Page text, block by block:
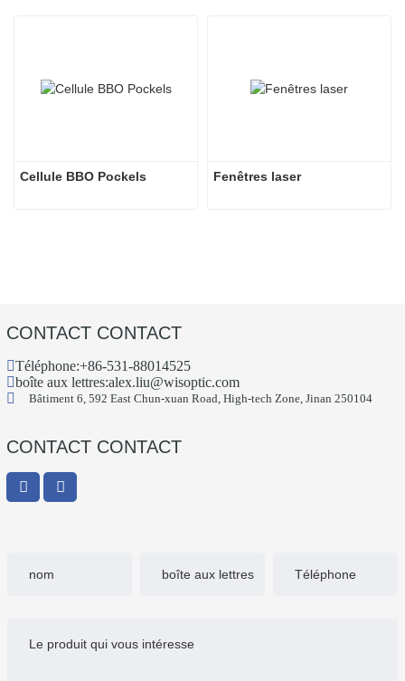
Cellule BBO Pockels Fenêtres laser
CONTACT CONTACT
Téléphone:+86-531-88014525
boîte aux lettres:alex.liu@wisoptic.com
Bâtiment 6, 592 East Chun-xuan Road, High-tech Zone, Jinan 250104
CONTACT CONTACT